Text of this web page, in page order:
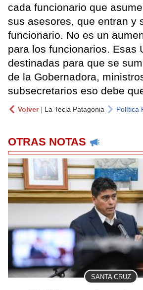
cada funcionario que
sus asesores, que entran y
funcionario. No es un
para los funcionarios. Esas
destinadas para que se
de la Gobernadora,
subsecretarios eso debe
Volver| La Tecla Patagonia Política
OTRAS NOTAS
SANTA CRUZ